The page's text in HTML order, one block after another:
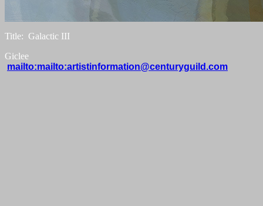
Title: Galactic III
Giclee
mailto:mailto:artistinformation@centuryguild.com